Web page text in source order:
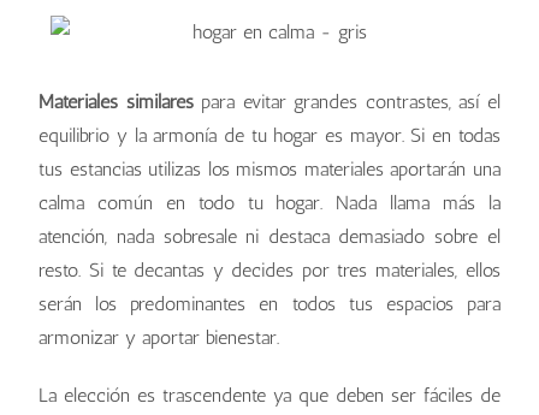
Materiales similares para evitar grandes contrastes, así el
equilibrio y la armonía de tu hogar es mayor. Si en todas
tus estancias utilizas los mismos materiales aportarán una
calma común en todo tu hogar. Nada llama más la
atención, nada sobresale ni destaca demasiado sobre el
resto. Si te decantas y decides por tres materiales, ellos
serán los predominantes en todos tus espacios para
armonizar y aportar bienestar.
La elección es trascendente ya que deben ser fáciles de